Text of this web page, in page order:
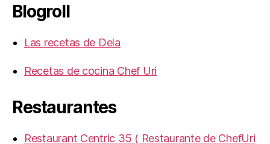
Blogroll
Las recetas de Dela
Recetas de cocina Chef Uri
Restaurantes
Restaurant Centric 35 ( Restaurante de ChefUri